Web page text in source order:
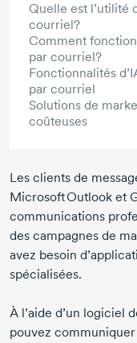
Quelle est l’utilité
courriel?
Comment
par courriel?
Fonctionnalités
par courriel
Solutions de
coûteuses
Les clients de
Microsoft Outlook et
communications
des campagnes de
avez besoin
spécialisées.
À l’aide d’un logiciel
pouvez